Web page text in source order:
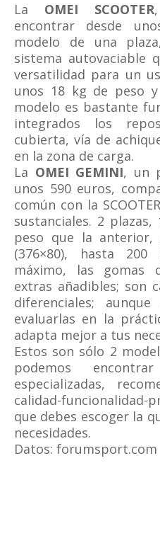
La OMEI SCOOTER
encontrar desde
modelo de una
sistema autovaciable
versatilidad para un
unos 18 kg de peso
modelo es bastante
integrados los
cubierta, vía de
en la zona de carga.
La OMEI GEMINI, un
unos 590 euros,
común con la
sustanciales. 2
peso que la anterior,
(376×80), hasta
máximo, las gomas
extras añadibles; son
diferenciales;
evaluarlas en la
adapta mejor a tus
Estos son sólo 2
podemos
especializadas,
calidad-
que debes escoger la
necesidades.
Datos: forumsport.com